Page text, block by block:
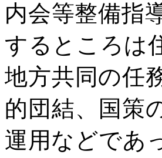
内会等整備指
するところは
地方共同の任
的団結、国策
運用などであ